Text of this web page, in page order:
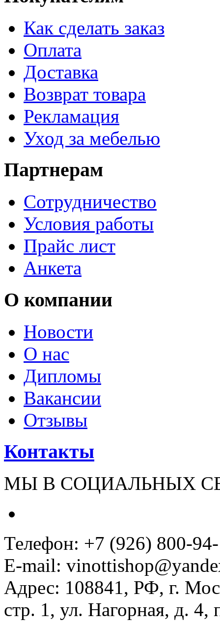
Как сделать заказ
Оплата
Доставка
Возврат товара
Рекламация
Уход за мебелью
Партнерам
Сотрудничество
Условия работы
Прайс лист
Анкета
О компании
Новости
О нас
Дипломы
Вакансии
Отзывы
Контакты
МЫ В СОЦИАЛЬНЫХ
Телефон: +7 (926) 800-
E-mail:
Адрес: 108841, РФ, г.
стр. 1, ул. Нагорная, д.